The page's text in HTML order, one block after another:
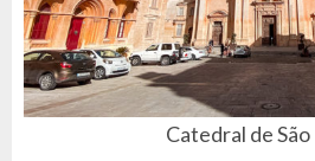
Catedral de São